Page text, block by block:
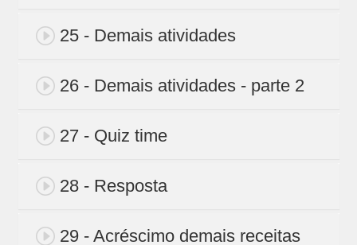
25 - Demais atividades
26 - Demais atividades - parte 2
27 - Quiz time
28 - Resposta
29 - Acréscimo demais receitas